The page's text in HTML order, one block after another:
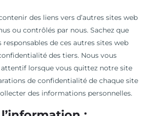
des liens vers d’autres sites web
ou contrôlés par nous. Sachez que
responsables de ces autres sites web
des tiers. Nous vous
lorsque vous quittez notre site
de confidentialité de chaque site
des informations personnelles.